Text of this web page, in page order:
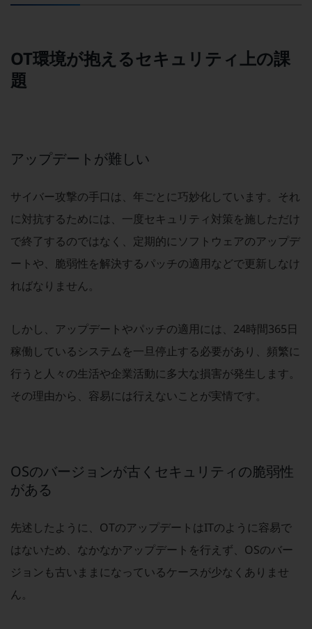
ニュースルーム
ニュースルームTOP
重要なお知らせ
社外からの評価実績
サステナビリティ
NTTドコモビジネスグループのサステナビリティ
サステナビリティ基本方針
ダイバーシティ
経営情報
業績
基礎的電気通信役務損益明細表
採用情報
採用情報TOP
新卒採用
経験者採用
障がい者採用
人材育成制度
OT環境が抱えるセキュリティ上の課
題
アップデートが難しい
サイバー攻撃の手口は、年ごとに巧妙化しています。それ
に対抗するためには、一度セキュリティ対策を施しただけ
で終了するのではなく、定期的にソフトウェアのアップデ
ートや、脆弱性を解決するパッチの適用などで更新しなけ
ればなりません。
しかし、アップデートやパッチの適用には、24時間365日
稼働しているシステムを一旦停止する必要があり、頻繁に
行うと人々の生活や企業活動に多大な損害が発生します。
その理由から、容易には行えないことが実情です。
OSのバージョンが古くセキュリティの脆弱性
がある
先述したように、OTのアップデートはITのように容易で
はないため、なかなかアップデートを行えず、OSのバー
ジョンも古いままになっているケースが少なくありませ
ん。